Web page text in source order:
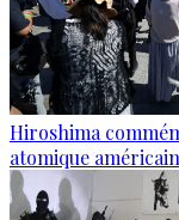
Hiroshima
atomique américain